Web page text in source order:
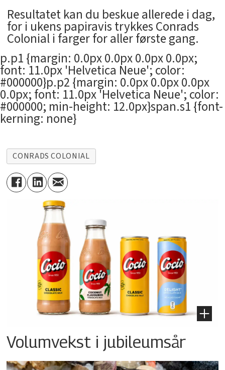
Resultatet kan du beskue allerede i dag,
for i ukens papiravis trykkes Conrads
Colonial i farger for aller første gang.
p.p1 {margin: 0.0px 0.0px 0.0px 0.0px;
font: 11.0px 'Helvetica Neue'; color:
#000000}p.p2 {margin: 0.0px 0.0px 0.0px
0.0px; font: 11.0px 'Helvetica Neue'; color:
#000000; min-height: 12.0px}span.s1 {font-
kerning: none}
CONRADS COLONIAL
Volumvekst i jubileumsår